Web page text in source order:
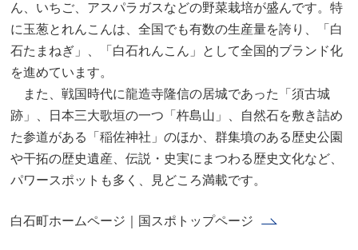
よくあるご質問
ん、いちご、アスパラガスなどの野菜栽培が盛んです。特
に玉葱とれんこんは、全国でも有数の生産量を誇り、「白
石たまねぎ」、「白石れんこん」として全国的ブランド化
を進めています。
また、戦国時代に龍造寺隆信の居城であった「須古城
跡」、日本三大歌垣の一つ「杵島山」、自然石を敷き詰め
た参道がある「稲佐神社」のほか、群集墳のある歴史公園
や干拓の歴史遺産、伝説・史実にまつわる歴史文化など、
パワースポットも多く、見どころ満載です。
白石町ホームページ｜国スポトップページ